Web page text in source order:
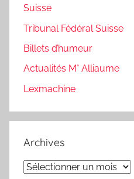
Suisse
Tribunal Fédéral Suisse
Billets d’humeur
Actualités M° Alliaume
Lexmachine
Archives
Archives